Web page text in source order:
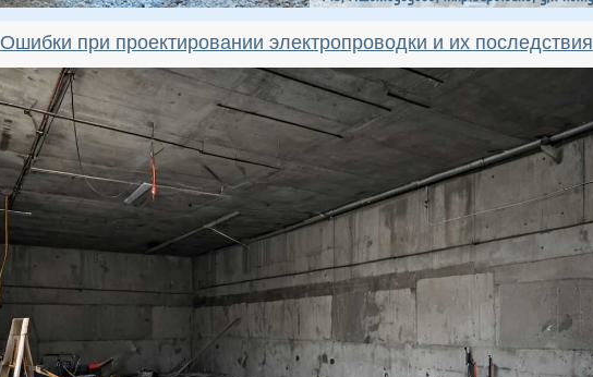
Ошибки при проектировании электропроводки и их последствия